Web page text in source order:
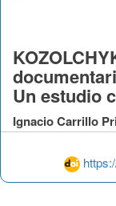
Un estudio
Ignacio Carrillo